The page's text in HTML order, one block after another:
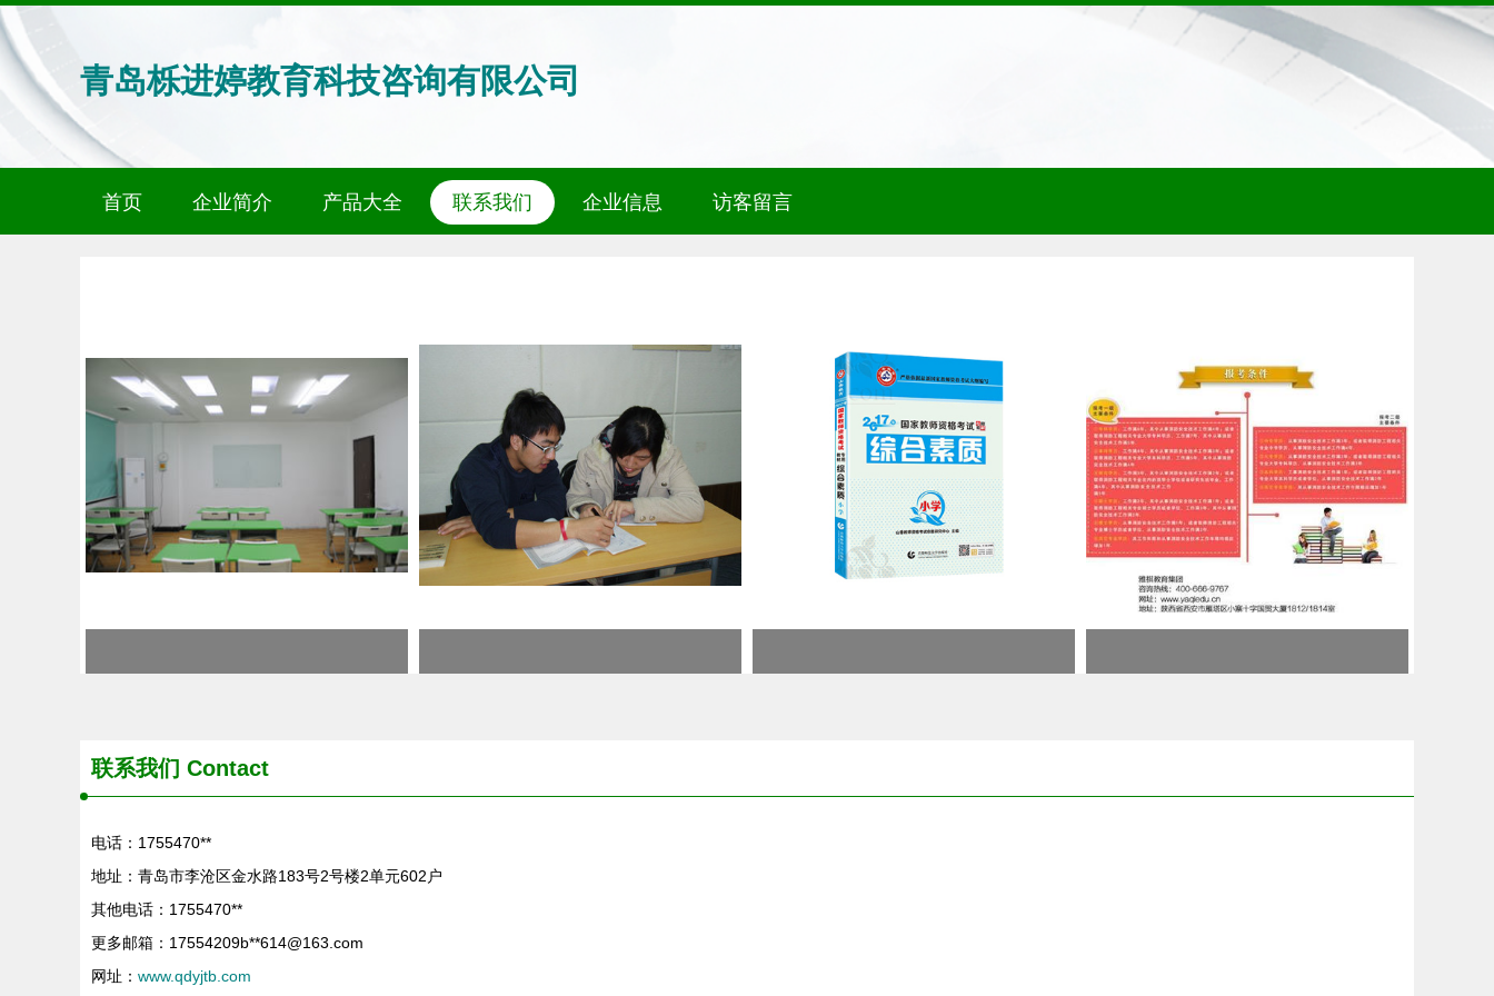
青岛栎进婷教育科技咨询有限公司
首页 企业简介 产品大全 联系我们 企业信息 访客留言
联系我们 Contact
电话：1755470**
地址：青岛市李沧区金水路183号2号楼2单元602户
其他电话：1755470**
更多邮箱：17554209b**614@163.com
网址： www.qdyjtb.com